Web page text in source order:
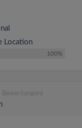
Location
100%
Bewertungen)